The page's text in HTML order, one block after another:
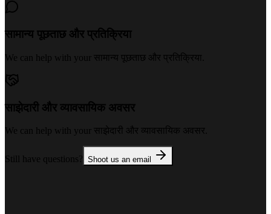
सामान्य पूछताछ और प्रतिक्रिया
We can help with your सामान्य पूछताछ और प्रतिक्रिया
साझेदारी और व्यावसायिक अवसर
We can help with your साझेदारी और व्यावसायिक अवसर
Still have questions? Shoot us an email